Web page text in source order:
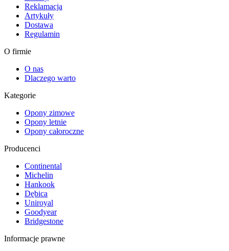
Reklamacja
Artykuły
Dostawa
Regulamin
O firmie
O nas
Dlaczego warto
Kategorie
Opony zimowe
Opony letnie
Opony całoroczne
Producenci
Continental
Michelin
Hankook
Dębica
Uniroyal
Goodyear
Bridgestone
Informacje prawne